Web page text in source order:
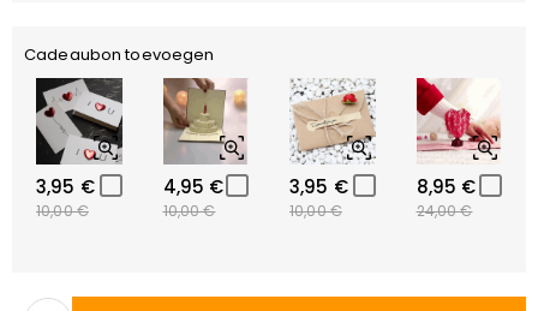
Cadeaubon toevoegen
3,95 €
10,00 €
4,95 €
10,00 €
3,95 €
10,00 €
8,95 €
24,00 €